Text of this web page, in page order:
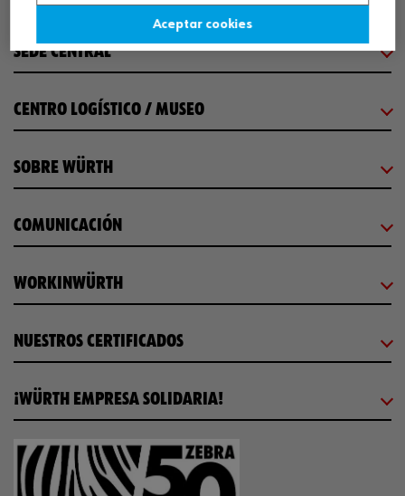
SEDE CENTRAL
CENTRO LOGÍSTICO / MUSEO
SOBRE WÜRTH
COMUNICACIÓN
WORKINWÜRTH
NUESTROS CERTIFICADOS
¡WÜRTH EMPRESA SOLIDARIA!
Aceptar cookies